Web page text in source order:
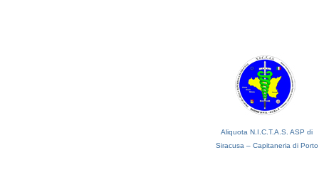
Aliquota N.I.C.T.A.S. ASP di
Siracusa – Capitaneria di Porto